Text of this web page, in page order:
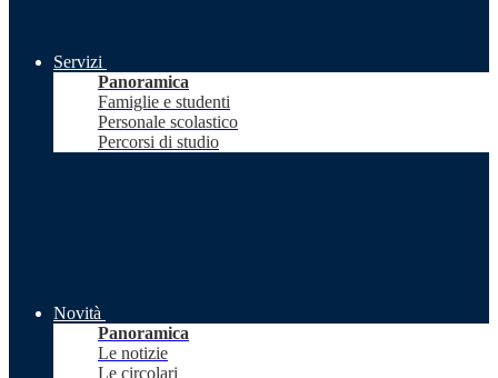
Servizi
Panoramica
Famiglie e studenti
Personale scolastico
Percorsi di studio
Novità
Panoramica
Le notizie
Le circolari